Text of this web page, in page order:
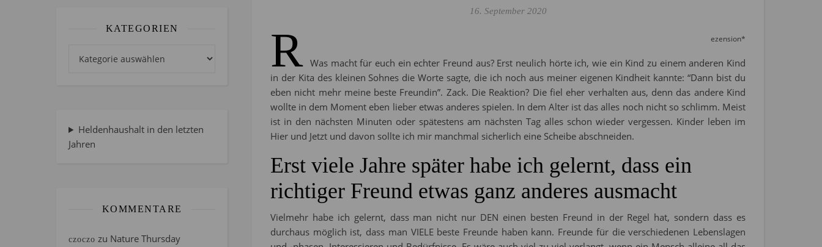
KATEGORIEN
Heldenhaushalt in den letzten
Jahren
KOMMENTARE
czoczo zu Nature Thursday
16. September 2020
R ezension*
Was macht für euch ein echter Freund aus? Erst neulich hörte ich, wie ein Kind zu einem anderen Kind
in der Kita des kleinen Sohnes die Worte sagte, die ich noch aus meiner eigenen Kindheit kannte: “Dann bist du
eben nicht mehr meine beste Freundin”. Zack. Die Reaktion? Die fiel eher verhalten aus, denn das andere Kind
wollte in dem Moment eben lieber etwas anderes spielen. In dem Alter ist das alles noch nicht so schlimm. Meist
ist in den nächsten Minuten oder spätestens am nächsten Tag alles schon wieder vergessen. Kinder leben im
Hier und Jetzt und davon sollte ich mir manchmal sicherlich eine Scheibe abschneiden.
Erst viele Jahre später habe ich gelernt, dass ein
richtiger Freund etwas ganz anderes ausmacht
Vielmehr habe ich gelernt, dass man nicht nur DEN einen besten Freund in der Regel hat, sondern dass es
durchaus möglich ist, dass man VIELE beste Freunde haben kann. Freunde für die verschiedenen Lebenslagen